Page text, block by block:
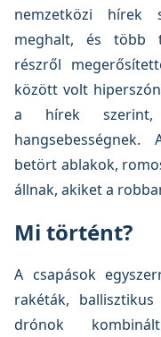
nemzetközi hírek
meghalt, és több
részről
között volt
a hírek
betört ablakok,
állnak, akiket a
Mi történt?
A csapások
rakéták,
drónok